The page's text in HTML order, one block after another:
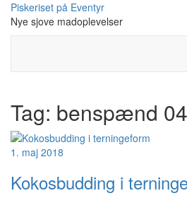
Skip
content
Piskeriset på Eventyr
Nye sjove madoplevelser
Tag: benspænd
1. maj 2018
Kokosbudding i